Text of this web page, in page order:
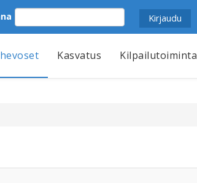
Kasvatus Kilpailutoiminta